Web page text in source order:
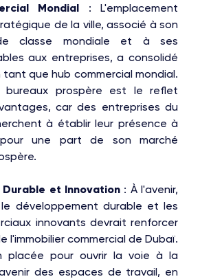
Mondial : L'emplacement
de la ville, associé à son
classe mondiale et à ses
aux entreprises, a consolidé
que hub commercial mondial.
bureaux prospère est le reflet
car des entreprises du
à établir leur présence à
une part de son marché
et Innovation : À l'avenir,
développement durable et les
innovants devrait renforcer
l'immobilier commercial de Dubaï.
placée pour ouvrir la voie à la
des espaces de travail, en